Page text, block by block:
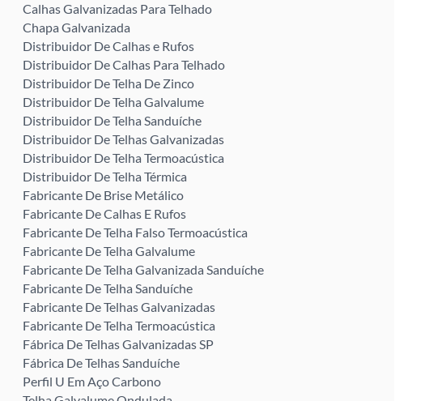
Calhas Galvanizadas Para Telhado
Chapa Galvanizada
Distribuidor De Calhas e Rufos
Distribuidor De Calhas Para Telhado
Distribuidor De Telha De Zinco
Distribuidor De Telha Galvalume
Distribuidor De Telha Sanduíche
Distribuidor De Telhas Galvanizadas
Distribuidor De Telha Termoacústica
Distribuidor De Telha Térmica
Fabricante De Brise Metálico
Fabricante De Calhas E Rufos
Fabricante De Telha Falso Termoacústica
Fabricante De Telha Galvalume
Fabricante De Telha Galvanizada Sanduíche
Fabricante De Telha Sanduíche
Fabricante De Telhas Galvanizadas
Fabricante De Telha Termoacústica
Fábrica De Telhas Galvanizadas SP
Fábrica De Telhas Sanduíche
Perfil U Em Aço Carbono